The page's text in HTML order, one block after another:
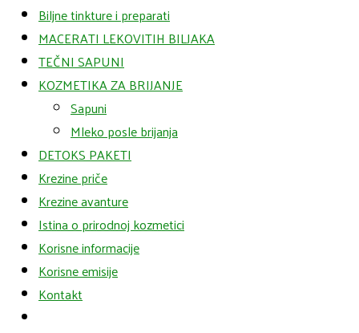
Biljne tinkture i preparati
MACERATI LEKOVITIH BILJAKA
TEČNI SAPUNI
KOZMETIKA ZA BRIJANJE
Sapuni
Mleko posle brijanja
DETOKS PAKETI
Krezine priče
Krezine avanture
Istina o prirodnoj kozmetici
Korisne informacije
Korisne emisije
Kontakt